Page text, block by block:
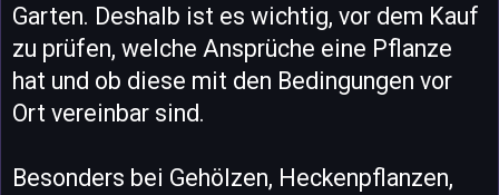
Garten. Deshalb ist es wichtig, vor dem Kauf
zu prüfen, welche Ansprüche eine Pflanze
hat und ob diese mit den Bedingungen vor
Ort vereinbar sind.
Besonders bei Gehölzen, Heckenpflanzen,